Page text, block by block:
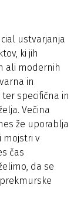
ustvarjanja
ki jih
ali modernih
in
specifična in
Večina
že uporablja
mojstri v
čas
da se